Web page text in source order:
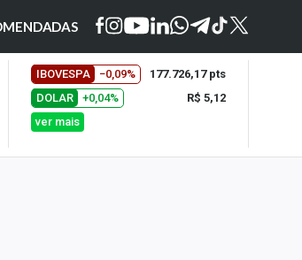
IBOVESPA −0,09%
177.726,17 pts
DOLAR
+0,04%
R$ 5,12
ver mais